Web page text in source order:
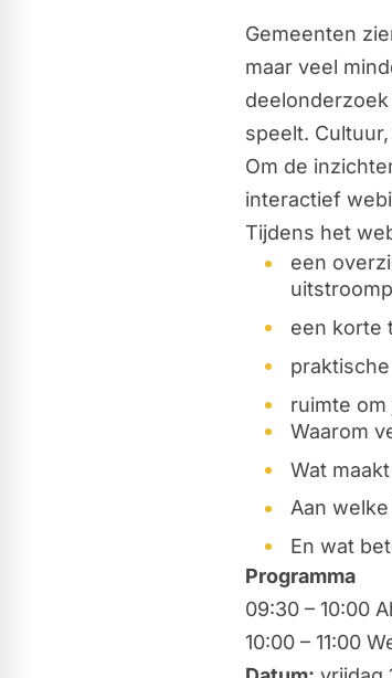
Gemeenten
maar veel
speelt.
Om de
interactief
Tijdens het
een
een korte
ruimte om
Waarom
Wat
Aan
En wat
Programma
09:30 – 10:00
10:00 – 11:00